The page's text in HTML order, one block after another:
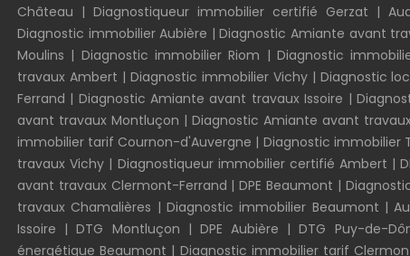
Château | Diagnostiqueur immobilier certifié Gerzat |
Diagnostic immobilier Aubière |Diagnostic Amiante avant
Moulins | Diagnostic immobilier Riom | Diagnostic
travaux Ambert | Diagnostic immobilier Vichy| Diagnostic
Ferrand | Diagnostic Amiante avant travaux Issoire |
avant travaux Montluçon | Diagnostic Amiante avant
immobilier tarif Cournon-d'Auvergne | Diagnostic immobilier
travaux Vichy | Diagnostiqueur immobilier certifié Ambert |
avant travaux Clermont-Ferrand |DPE Beaumont |
travaux Chamalières |Diagnostic immobilier Beaumont |
Issoire |DTG Montluçon | DPE Aubière |DTG Puy-de-
énergétique Beaumont | Diagnostic immobilier tarif